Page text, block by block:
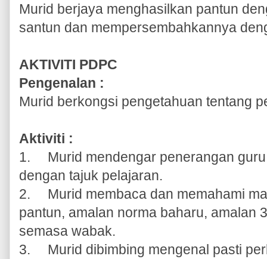
Murid berjaya menghasilkan pantun
santun dan mempersembahkannya
AKTIVITI PDPC
Pengenalan :
Murid berkongsi pengetahuan tentang
Aktiviti :
1.
Murid mendengar penerangan
dengan tajuk pelajaran.
2.
Murid membaca dan memahami
pantun, amalan norma baharu, amalan
semasa wabak.
3.
Murid dibimbing mengenal pasti